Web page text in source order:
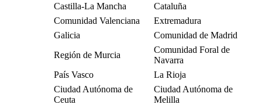
Castilla-La Mancha
Cataluña
Comunidad Valenciana
Extremadura
Galicia
Comunidad de Madrid
Región de Murcia
Comunidad Foral de
Navarra
País Vasco
La Rioja
Ciudad Autónoma de
Ceuta
Ciudad Autónoma de
Melilla